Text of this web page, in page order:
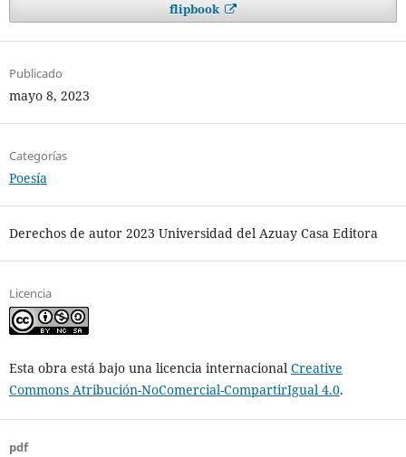
flipbook
Publicado
mayo 8, 2023
Categorías
Poesía
Derechos de autor 2023 Universidad del Azuay Casa Editora
Licencia
Esta obra está bajo una licencia internacional Creative
Commons Atribución-NoComercial-CompartirIgual 4.0.
pdf